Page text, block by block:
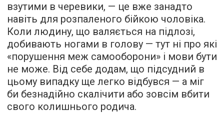
взутими в черевики, — це вже занадто
навіть для розпаленого бійкою чоловіка.
Коли людину, що валяється на підлозі,
добивають ногами в голову — тут ні про які
«порушення меж самооборони» і мови бути
не може. Від себе додам, що підсудний в
цьому випадку ще легко відбувся — а міг
би безнадійно скалічити або зовсім вбити
свого колишнього родича.